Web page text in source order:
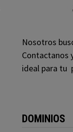
Nosotros
Contactanos
ideal para tu
DOMINIOS